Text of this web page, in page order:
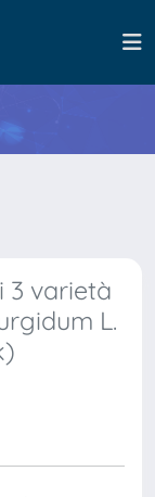
3 varietà
L.